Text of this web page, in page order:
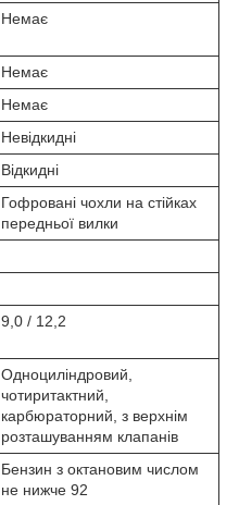
Немає
Немає
Немає
Невідкидні
Відкидні
Гофровані чохли на стійках
передньої вилки
9,0 / 12,2
Одноциліндровий,
чотиритактний,
карбюраторний, з верхнім
розташуванням клапанів
Бензин з октановим числом
не нижче 92